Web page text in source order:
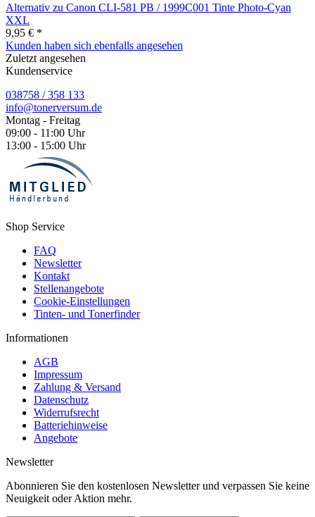
Alternativ zu Canon CLI-581 PB / 1999C001 Tinte Photo-Cyan
XXL
9,95 € *
Kunden haben sich ebenfalls angesehen
Zuletzt angesehen
Kundenservice
038758 / 358 133
info@tonerversum.de
Montag - Freitag
09:00 - 11:00 Uhr
13:00 - 15:00 Uhr
Shop Service
FAQ
Newsletter
Kontakt
Stellenangebote
Cookie-Einstellungen
Tinten- und Tonerfinder
Informationen
AGB
Impressum
Zahlung & Versand
Datenschutz
Widerrufsrecht
Batteriehinweise
Angebote
Newsletter
Abonnieren Sie den kostenlosen Newsletter und verpassen Sie keine
Neuigkeit oder Aktion mehr.